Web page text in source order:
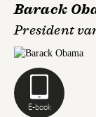
E-book
Barack
President